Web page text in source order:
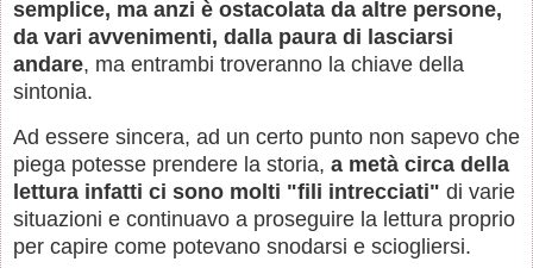
semplice, ma anzi è ostacolata da altre persone,
da vari avvenimenti, dalla paura di lasciarsi
andare, ma entrambi troveranno la chiave della
sintonia.
Ad essere sincera, ad un certo punto non sapevo che
piega potesse prendere la storia, a metà circa della
lettura infatti ci sono molti "fili intrecciati" di varie
situazioni e continuavo a proseguire la lettura proprio
per capire come potevano snodarsi e sciogliersi.